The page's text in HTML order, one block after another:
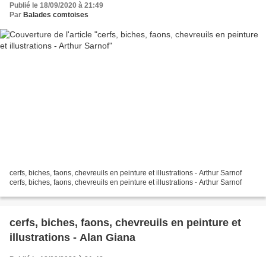
Publié le 18/09/2020 à 21:49
Par Balades comtoises
cerfs, biches, faons, chevreuils en peinture et illustrations - Arthur Sarnof
cerfs, biches, faons, chevreuils en peinture et illustrations - Arthur Sarnof
cerfs, biches, faons, chevreuils en peinture et
illustrations - Alan Giana